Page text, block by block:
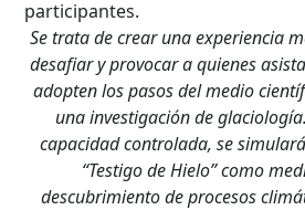
participantes.
Se trata de crear una experiencia
desafiar y provocar a quienes
adopten los pasos del medio
una investigación de
capacidad controlada, se
“Testigo de Hielo” como
descubrimiento de procesos